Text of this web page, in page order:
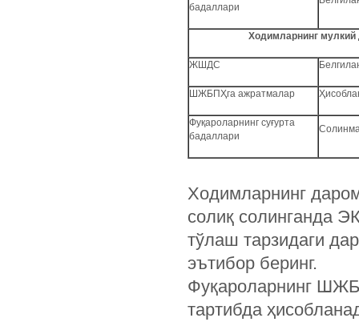
бадаллари
Ходимларнинг
ЖШДС
ШЖБПҲга ажратмалар
Фуқароларнинг суғурта
бадаллари
Ходимларнинг
солиқ солинганда
тўлаш тарзидаги
эътибор беринг.
Фуқароларнинг
тартибда